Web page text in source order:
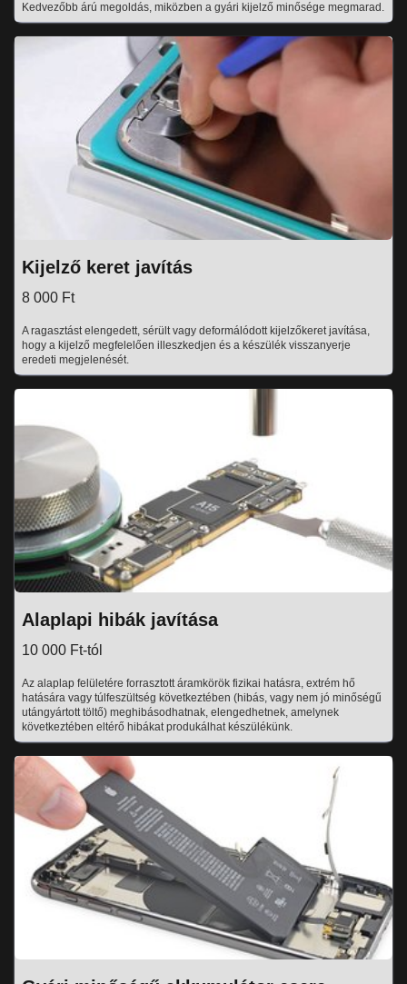
Kedvezőbb árú megoldás, miközben a gyári kijelző minősége megmarad.
Kijelző keret javítás
8 000 Ft
A ragasztást elengedett, sérült vagy deformálódott kijelzőkeret javítása,
hogy a kijelző megfelelően illeszkedjen és a készülék visszanyerje
eredeti megjelenését.
Alaplapi hibák javítása
10 000 Ft-tól
Az alaplap felületére forrasztott áramkörök fizikai hatásra, extrém hő
hatására vagy túlfeszültség következtében (hibás, vagy nem jó minőségű
utángyártott töltő) meghibásodhatnak, elengedhetnek, amelynek
következtében eltérő hibákat produkálhat készülékünk.